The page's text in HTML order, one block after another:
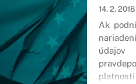
14. 2. 2018
Ak